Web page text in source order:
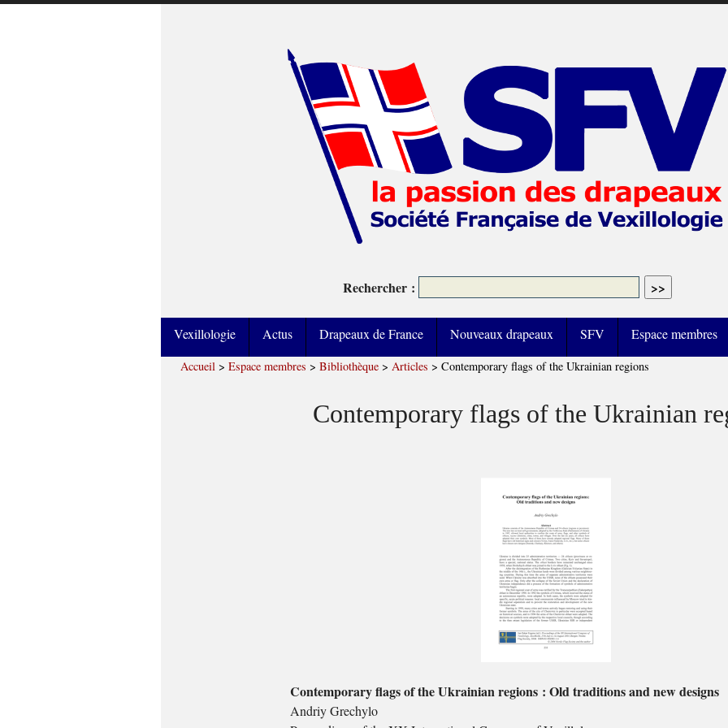
Rechercher :
Vexillologie Actus Drapeaux de France Nouveaux drapeaux SFV Espace membres
Accueil > Espace membres > Bibliothèque > Articles > Contemporary flags of the Ukrainian regions
Contemporary flags of the Ukrainian
Contemporary flags of the Ukrainian regions : Old traditions and new designs
Andriy Grechylo